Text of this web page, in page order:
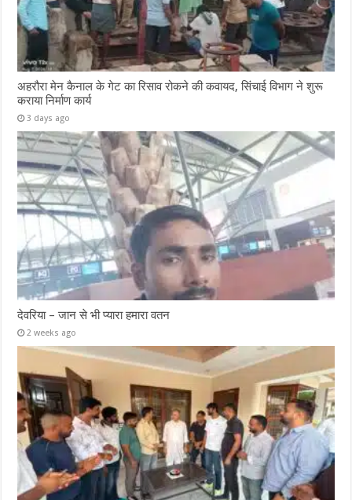
अहरौरा मेन कैनाल के गेट का रिसाव रोकने की कवायद, सिंचाई विभाग ने शुरू
कराया निर्माण कार्य
3 days ago
देवरिया – जान से भी प्यारा हमारा वतन
2 weeks ago